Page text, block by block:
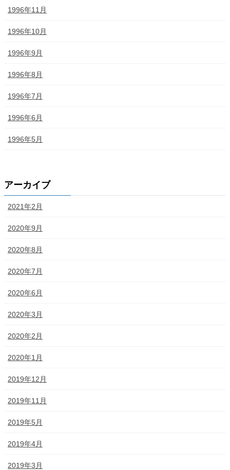
1996年11月
1996年10月
1996年9月
1996年8月
1996年7月
1996年6月
1996年5月
アーカイブ
2021年2月
2020年9月
2020年8月
2020年7月
2020年6月
2020年3月
2020年2月
2020年1月
2019年12月
2019年11月
2019年5月
2019年4月
2019年3月